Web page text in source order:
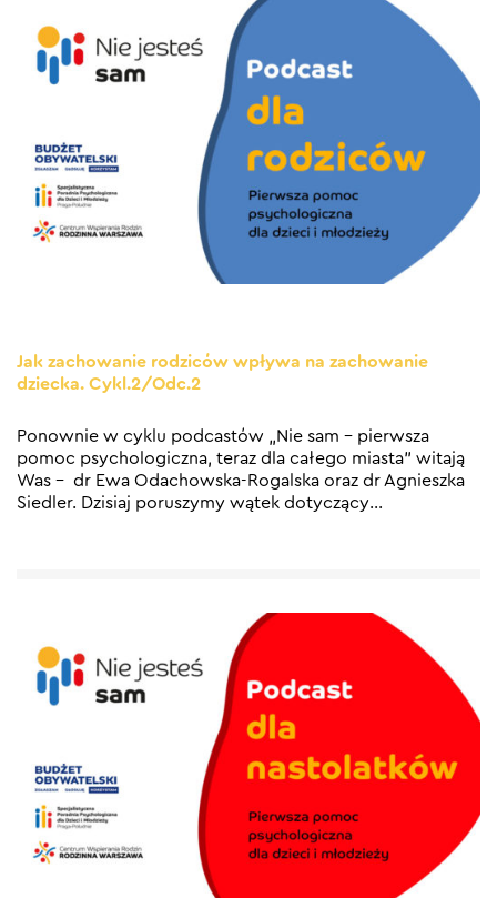
Jak zachowanie rodziców wpływa na zachowanie
dziecka. Cykl.2/Odc.2
Ponownie w cyklu podcastów „Nie sam – pierwsza
pomoc psychologiczna, teraz dla całego miasta” witają
Was – dr Ewa Odachowska-Rogalska oraz dr Agnieszka
Siedler. Dzisiaj poruszymy wątek dotyczący…